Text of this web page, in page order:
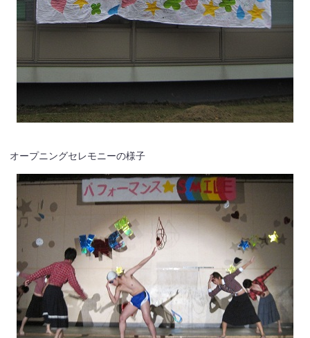
オープニングセレモニーの様子